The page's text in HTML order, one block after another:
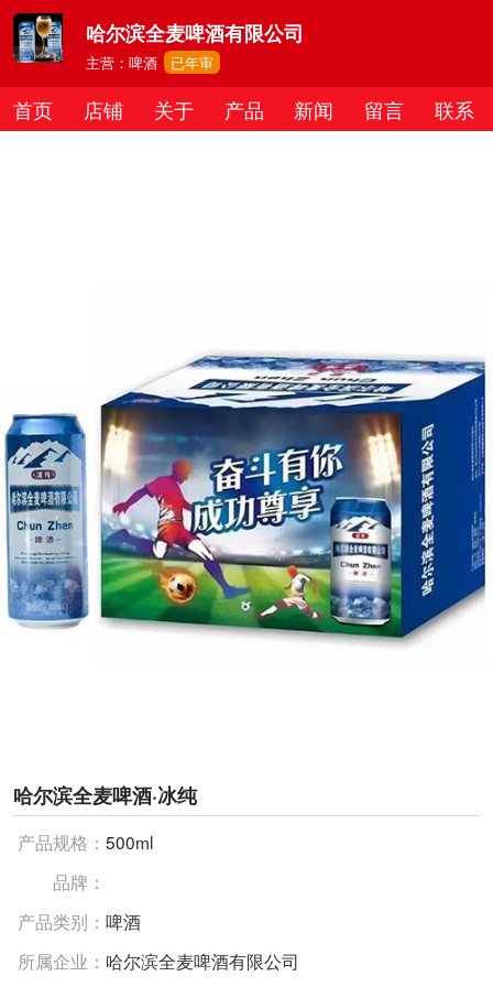
哈尔滨全麦啤酒有限公司
主营：啤酒 已年审
首页 店铺 关于 产品 新闻 留言 联系
哈尔滨全麦啤酒·冰纯
产品规格： 500ml
品牌：
产品类别： 啤酒
所属企业： 哈尔滨全麦啤酒有限公司